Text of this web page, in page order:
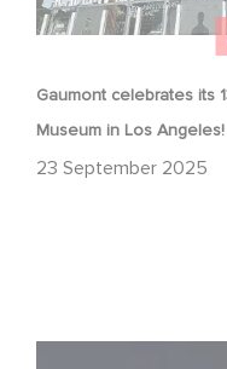
Gaumont celebrates its
Museum in Los Angeles!
23 September 2025
Gaumont at 130: